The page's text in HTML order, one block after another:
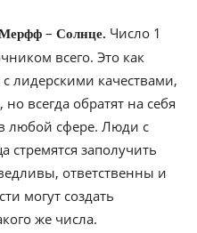
Мерфф – Солнце. Число 1
всего. Это как
лидерскими качествами,
всегда обратят на себя
любой сфере. Люди с
стремятся заполучить
ответственны и
могут создать
же числа.